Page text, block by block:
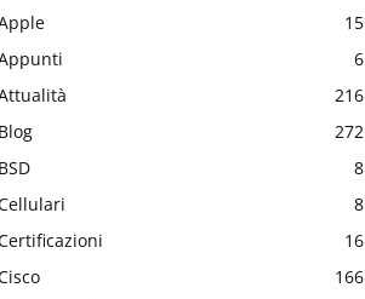
15
6
216
Blog
272
BSD
8
8
16
166